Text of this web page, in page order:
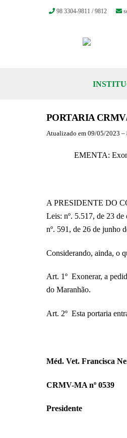
98 3304-9811 / 9812
PORTARIA
Atualizado em 09/05/2023 –
EMENTA:
A PRESIDENTE DO
Leis: nº. 5.517, de 23
nº. 591, de 26 de junho
Considerando, ainda, o
Art. 1º Exonerar, a
do Maranhão.
Art. 2º Esta portaria
Méd. Vet. Francisca
CRMV-MA nº 0539
Presidente